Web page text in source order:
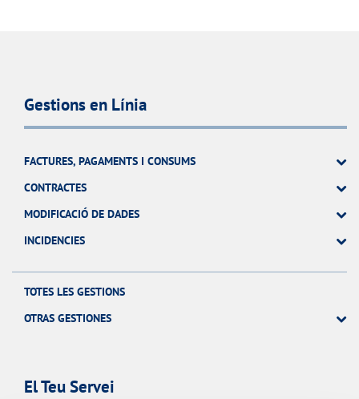
Gestions en Línia
FACTURES, PAGAMENTS I CONSUMS
CONTRACTES
MODIFICACIÓ DE DADES
INCIDENCIES
TOTES LES GESTIONS
OTRAS GESTIONES
El Teu Servei